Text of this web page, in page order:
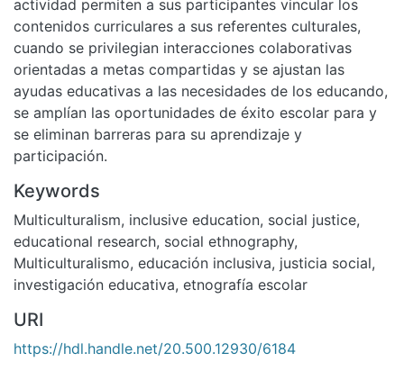
actividad permiten a sus participantes vincular los
contenidos curriculares a sus referentes culturales,
cuando se privilegian interacciones colaborativas
orientadas a metas compartidas y se ajustan las
ayudas educativas a las necesidades de los educando,
se amplían las oportunidades de éxito escolar para y
se eliminan barreras para su aprendizaje y
participación.
Keywords
Multiculturalism, inclusive education, social justice,
educational research, social ethnography,
Multiculturalismo, educación inclusiva, justicia social,
investigación educativa, etnografía escolar
URI
https://hdl.handle.net/20.500.12930/6184